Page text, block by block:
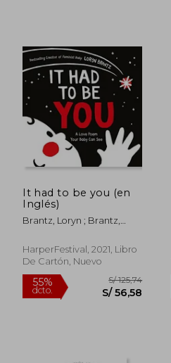
55%
dcto. S/ 87,12
It had to be you (en
Inglés)
Brantz, Loryn ; Brantz,
HarperFestival, 2021, Libro
De Cartón, Nuevo